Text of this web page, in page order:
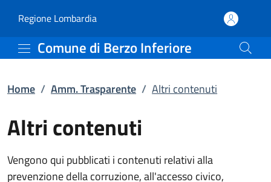
Altri contenuti | Amm.
Regione Lombardia(apre in un'altra scheda).
Comune di Berzo Inferiore
Home / Amm. Trasparente / Altri contenuti
Altri contenuti
Vengono qui pubblicati i contenuti relativi alla
prevenzione della corruzione, all'accesso civico,